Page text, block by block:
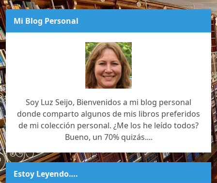
Mi Blog Personal
Soy Luz Seijo, Bienvenidos a mi blog personal
donde comparto algunos de mis libros preferidos
de mi colección personal. ¿Me los he leído todos?
Bueno, un 70% quizás....
Estoy Leyendo….